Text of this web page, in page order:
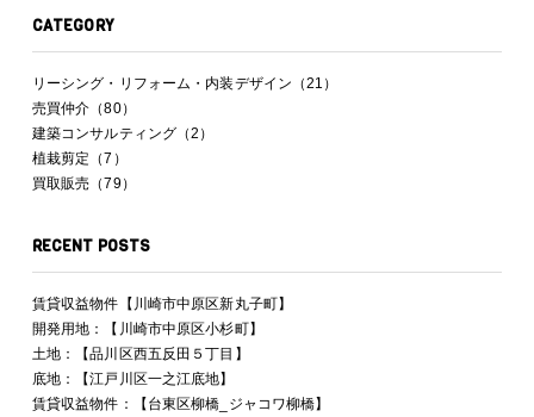
CATEGORY
リーシング・リフォーム・内装デザイン（21）
売買仲介（80）
建築コンサルティング（2）
植栽剪定（7）
買取販売（79）
RECENT POSTS
賃貸収益物件【川崎市中原区新丸子町】
開発用地：【川崎市中原区小杉町】
土地：【品川区西五反田５丁目】
底地：【江戸川区一之江底地】
賃貸収益物件：【台東区柳橋_ジャコワ柳橋】